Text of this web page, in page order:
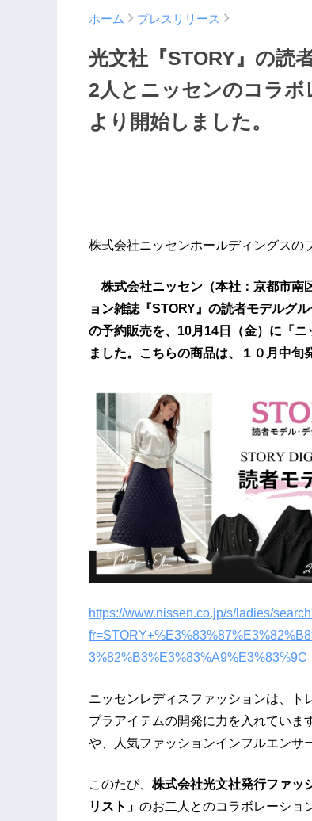
ホーム プレスリリース
光文社『STORY』の読
2人とニッセンのコラボ
より開始しました。
株式会社ニッセンホールディングスの
株式会社ニッセン（本社：京都市南
ョン雑誌『STORY』の読者モデルグ
の予約販売を、10月14日（金）に「
ました。こちらの商品は、１０月中旬
https://www.nissen.co.jp/s/ladies/
3%82%B3%E3%83%A9%E3%83%9C
ニッセンレディスファッションは、ト
プラアイテムの開発に力を入れてい
や、人気ファッションインフルエンサ
このたび、 株式会社光文社発行ファッ
リスト」 のお二人とのコラボレーショ